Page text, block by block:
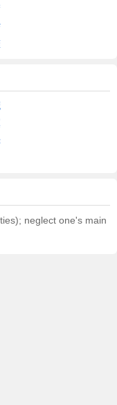
neglect one's main